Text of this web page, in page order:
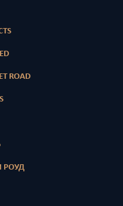
ROAD
РОУД